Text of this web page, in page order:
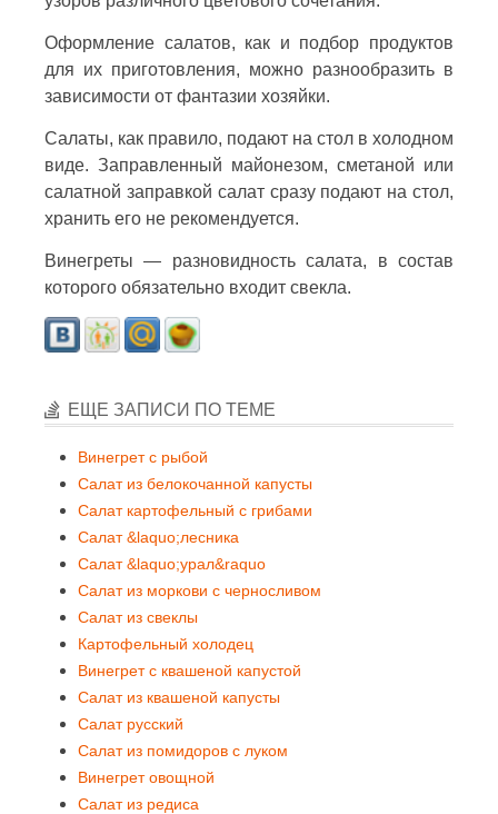
Оформление салатов, как и подбор продуктов
для их приготовления, можно разнообразить в
зависимости от фантазии хозяйки.
Салаты, как правило, подают на стол в холодном
виде. Заправленный майонезом, сметаной или
салатной заправкой салат сразу подают на стол,
хранить его не рекомендуется.
Винегреты — разновидность салата, в состав
которого обязательно входит свекла.
ЕЩЕ ЗАПИСИ ПО ТЕМЕ
Винегрет с рыбой
Салат из белокочанной капусты
Салат картофельный с грибами
Салат &laquo;лесника
Салат &laquo;урал&raquo
Салат из моркови с черносливом
Салат из свеклы
Картофельный холодец
Винегрет с квашеной капустой
Салат из квашеной капусты
Салат русский
Салат из помидоров с луком
Винегрет овощной
Салат из редиса